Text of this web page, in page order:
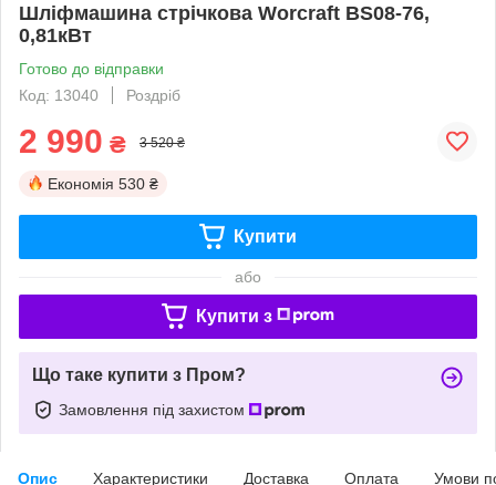
Шліфмашина стрічкова Worcraft BS08-76,
0,81кВт
Готово до відправки
Код: 13040
Роздріб
2 990 ₴ 3 520 ₴
Економія 530 ₴
Купити
або
Купити з
Що таке купити з Пром?
Замовлення під захистом
Опис Характеристики Доставка Оплата Умови